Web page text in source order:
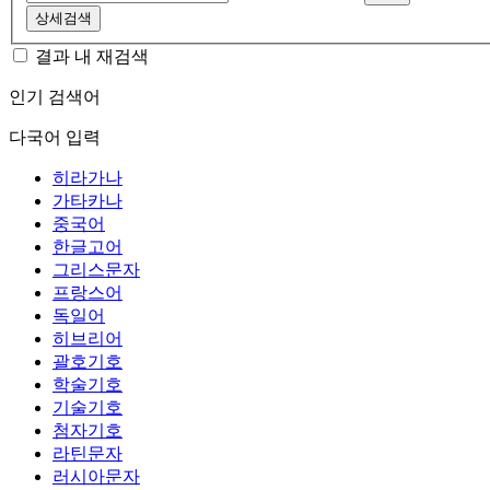
상세검색
결과 내 재검색
인기 검색어
다국어 입력
히라가나
가타카나
중국어
한글고어
그리스문자
프랑스어
독일어
히브리어
괄호기호
학술기호
기술기호
첨자기호
라틴문자
러시아문자